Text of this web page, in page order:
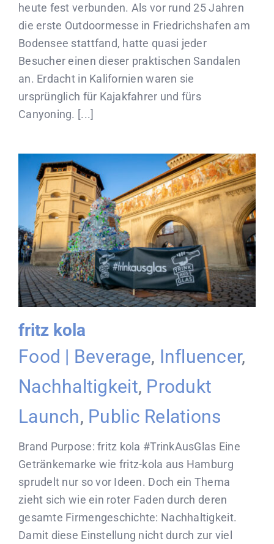
heute fest verbunden. Als vor rund 25 Jahren
die erste Outdoormesse in Friedrichshafen am
Bodensee stattfand, hatte quasi jeder
Besucher einen dieser praktischen Sandalen
an. Erdacht in Kalifornien waren sie
ursprünglich für Kajakfahrer und fürs
Canyoning. [...]
fritz kola
Food | Beverage, Influencer,
Nachhaltigkeit, Produkt
Launch, Public Relations
Brand Purpose: fritz kola #TrinkAusGlas Eine
Getränkemarke wie fritz-kola aus Hamburg
sprudelt nur so vor Ideen. Doch ein Thema
zieht sich wie ein roter Faden durch deren
gesamte Firmengeschichte: Nachhaltigkeit.
Damit diese Einstellung nicht durch zur viel